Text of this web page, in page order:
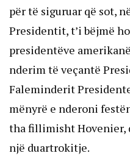
për të siguruar që sot,
Presidentit, t’i bëjmë
presidentëve
nderim të veçantë
Faleminderit
mënyrë e nderoni
tha fillimisht Hovenier,
një duartrokitje.